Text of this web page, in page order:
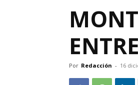
Por Redacción - 16